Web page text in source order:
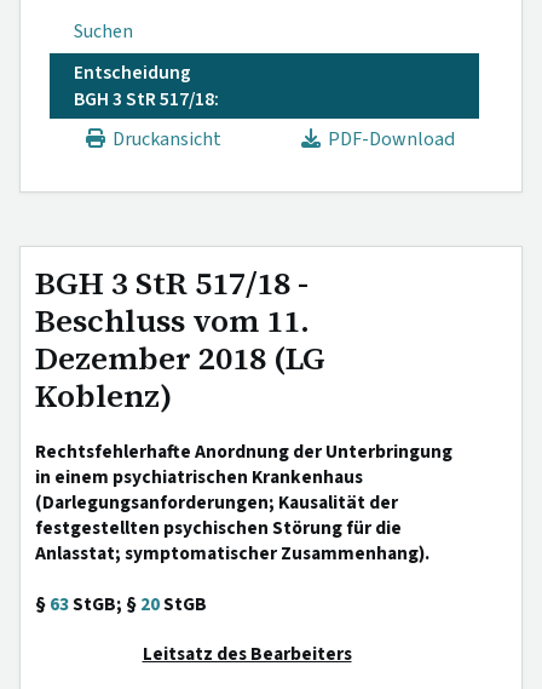
Suchen
Entscheidung
BGH 3 StR 517/18:
Druckansicht
PDF-Download
BGH 3 StR 517/18 -
Beschluss vom 11.
Dezember 2018 (LG
Koblenz)
Rechtsfehlerhafte Anordnung der Unterbringung
in einem psychiatrischen Krankenhaus
(Darlegungsanforderungen; Kausalität der
festgestellten psychischen Störung für die
Anlasstat; symptomatischer Zusammenhang).
§63StGB; §20StGB
Leitsatz des Bearbeiters